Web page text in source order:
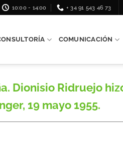
10:00 - 14:00 + 34 91 543 46 73
COMUNICACIÓN
Dionisio Ridruejo
19 mayo 1955.